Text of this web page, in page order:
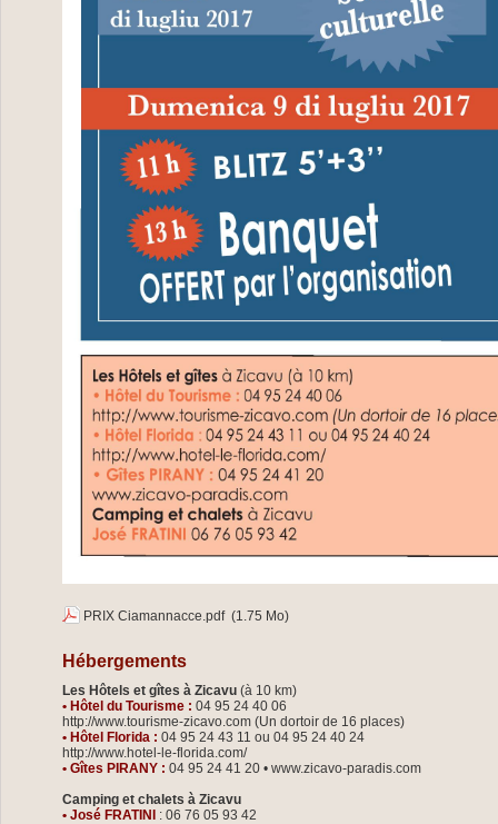
PRIX Ciamannacce.pdf (1.75 Mo)
Hébergements
Les Hôtels et gîtes à Zicavu (à 10 km)
• Hôtel du Tourisme : 04 95 24 40 06
http://www.tourisme-zicavo.com (Un dortoir de 16 places)
• Hôtel Florida :04 95 24 43 11 ou 04 95 24 40 24
http://www.hotel-le-florida.com/
• Gîtes PIRANY : 04 95 24 41 20 • www.zicavo-paradis.com
Camping et chalets à Zicavu
• José FRATINI
: 06 76 05 93 42